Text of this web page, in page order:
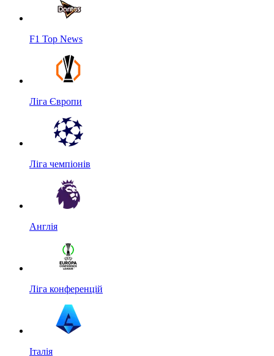
F1 Top News
Ліга Європи
Ліга чемпіонів
Англія
Ліга конференцій
Італія